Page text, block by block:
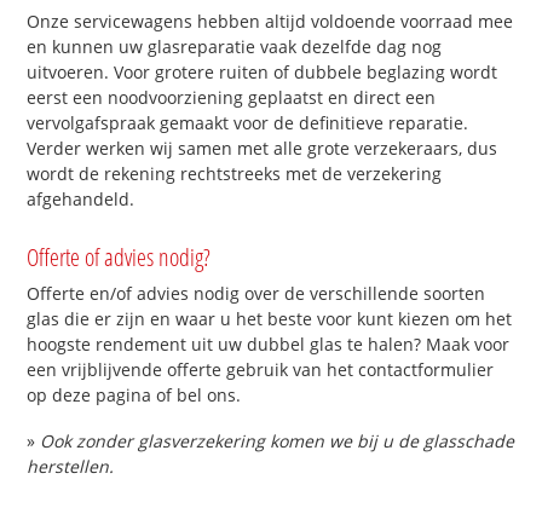
Onze servicewagens hebben altijd voldoende voorraad mee
en kunnen uw glasreparatie vaak dezelfde dag nog
uitvoeren. Voor grotere ruiten of dubbele beglazing wordt
eerst een noodvoorziening geplaatst en direct een
vervolgafspraak gemaakt voor de definitieve reparatie.
Verder werken wij samen met alle grote verzekeraars, dus
wordt de rekening rechtstreeks met de verzekering
afgehandeld.
Offerte of advies nodig?
Offerte en/of advies nodig over de verschillende soorten
glas die er zijn en waar u het beste voor kunt kiezen om het
hoogste rendement uit uw dubbel glas te halen? Maak voor
een vrijblijvende offerte gebruik van het contactformulier
op deze pagina of bel ons.
» Ook zonder glasverzekering komen we bij u de glasschade
herstellen.